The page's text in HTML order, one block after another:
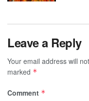
Leave a Reply
Your email address will
marked *
Comment *